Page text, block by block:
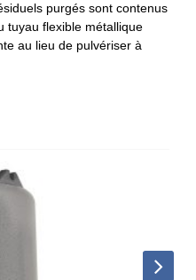
purgés sont contenus
tuyau flexible métallique
au lieu de pulvériser à